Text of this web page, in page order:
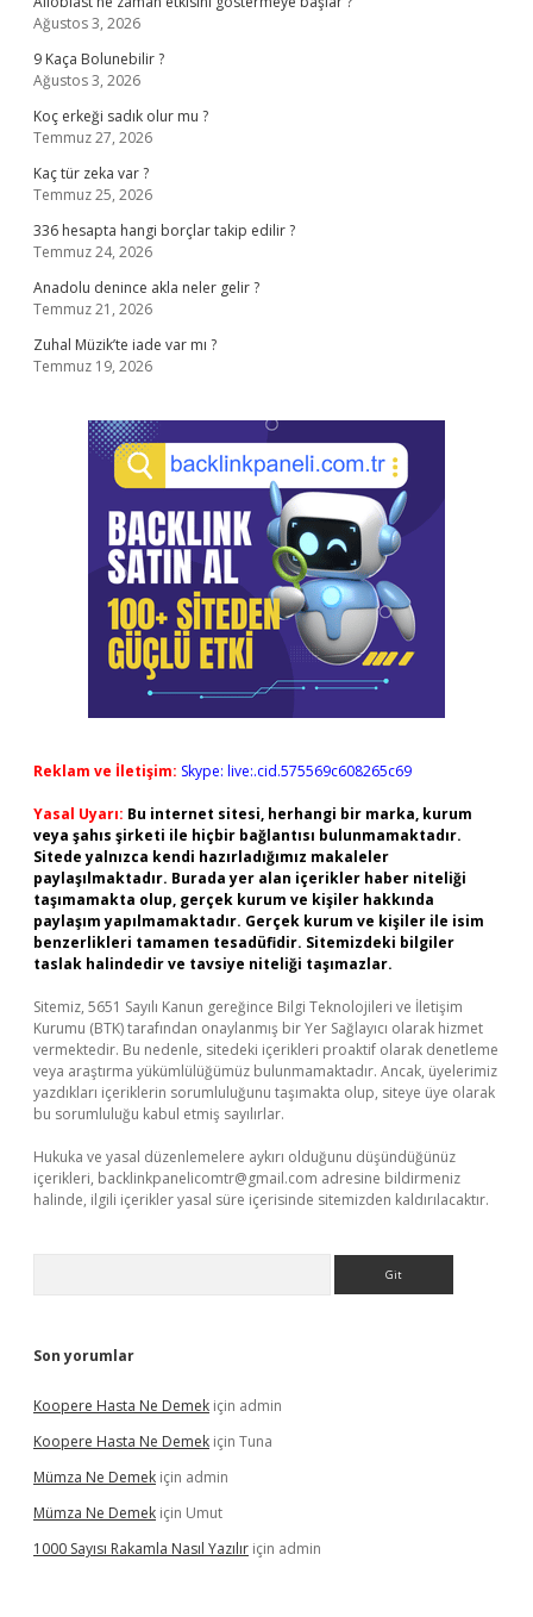
Ağustos 3, 2026
9 Kaça Bolunebilir ?
Ağustos 3, 2026
Koç erkeği sadık olur mu ?
Temmuz 27, 2026
Kaç tür zeka var ?
Temmuz 25, 2026
336 hesapta hangi borçlar takip edilir ?
Temmuz 24, 2026
Anadolu denince akla neler gelir ?
Temmuz 21, 2026
Zuhal Müzik’te iade var mı ?
Temmuz 19, 2026
Reklam ve İletişim: Skype: live:.cid.575569c608265c69
Yasal Uyarı: Bu internet sitesi, herhangi bir marka, kurum
veya şahıs şirketi ile hiçbir bağlantısı bulunmamaktadır.
Sitede yalnızca kendi hazırladığımız makaleler
paylaşılmaktadır. Burada yer alan içerikler haber niteliği
taşımamakta olup, gerçek kurum ve kişiler hakkında
paylaşım yapılmamaktadır. Gerçek kurum ve kişiler ile isim
benzerlikleri tamamen tesadüfidir. Sitemizdeki bilgiler
taslak halindedir ve tavsiye niteliği taşımazlar.
Sitemiz, 5651 Sayılı Kanun gereğince Bilgi Teknolojileri ve İletişim
Kurumu (BTK) tarafından onaylanmış bir Yer Sağlayıcı olarak hizmet
vermektedir. Bu nedenle, sitedeki içerikleri proaktif olarak denetleme
veya araştırma yükümlülüğümüz bulunmamaktadır. Ancak, üyelerimiz
yazdıkları içeriklerin sorumluluğunu taşımakta olup, siteye üye olarak
bu sorumluluğu kabul etmiş sayılırlar.
Hukuka ve yasal düzenlemelere aykırı olduğunu düşündüğünüz
içerikleri, backlinkpanelicomtr@gmail.com adresine bildirmeniz
halinde, ilgili içerikler yasal süre içerisinde sitemizden kaldırılacaktır.
Son yorumlar
Koopere Hasta Ne Demek için admin
Koopere Hasta Ne Demek için Tuna
Mümza Ne Demek için admin
Mümza Ne Demek için Umut
1000 Sayısı Rakamla Nasıl Yazılır için admin